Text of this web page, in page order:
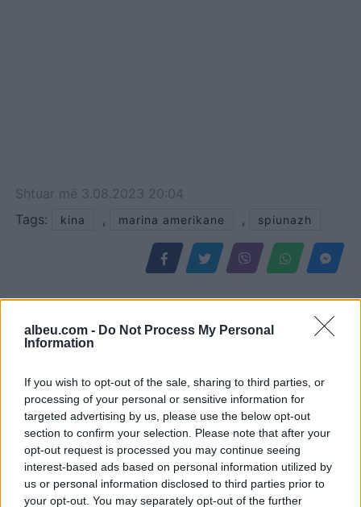
albeu.com - Do Not Process My Personal
Information
If you wish to opt-out of the sale, sharing to third parties, or
processing of your personal or sensitive information for
targeted advertising by us, please use the below opt-out
section to confirm your selection. Please note that after your
opt-out request is processed you may continue seeing
interest-based ads based on personal information utilized by
us or personal information disclosed to third parties prior to
your opt-out. You may separately opt-out of the further
Shtuar më 3.08.2023 20:04
Tags:
kina , marina amerikane , spiunazh
Trump për Iranin: Po
zhvillojmë negociata të
kufizuara, Teherani
I arrestuar në Dubai dhe
ekstraduar në Dublin,
bosi i dyshuar i kartelit